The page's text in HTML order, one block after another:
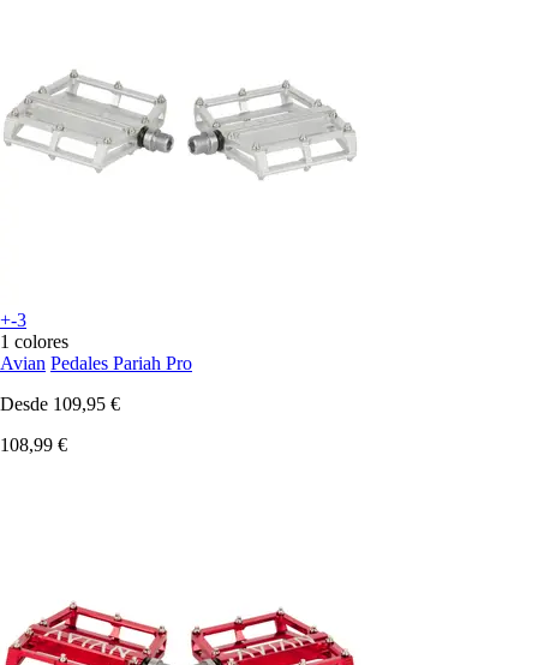
+-3
1 colores
Avian Pedales Pariah Pro
Desde 109,95 €
108,99 €